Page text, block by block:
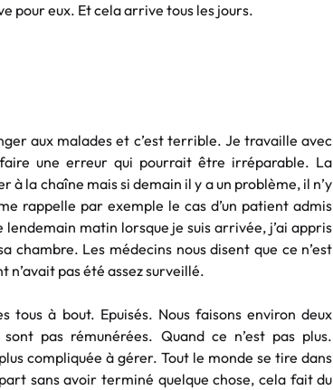
pour eux. Et cela arrive tous les jours.
aux malades et c’est terrible. Je travaille avec
une erreur qui pourrait être irréparable. La
la chaîne mais si demain il y a un problème, il n’y
rappelle par exemple le cas d’un patient admis
matin lorsque je suis arrivée, j’ai appris
chambre. Les médecins nous disent que ce n’est
n’avait pas été assez surveillé.
tous à bout. Epuisés. Nous faisons environ deux
pas rémunérées. Quand ce n’est pas plus.
compliquée à gérer. Tout le monde se tire dans
sans avoir terminé quelque chose, cela fait du